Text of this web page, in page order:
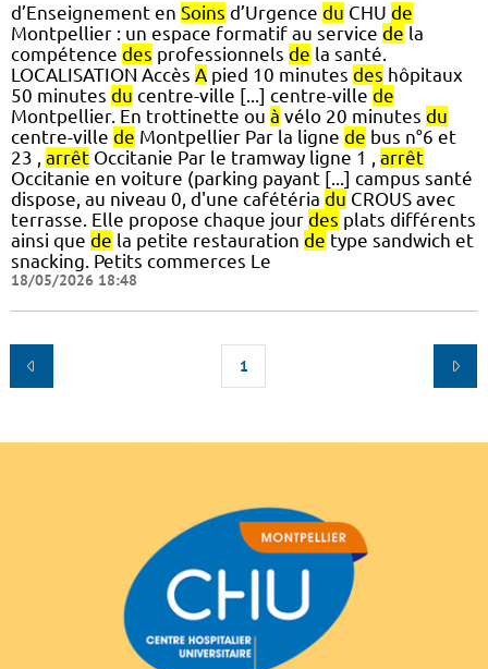
d’Enseignement en Soins d’Urgence du CHU de
Montpellier : un espace formatif au service de la
compétence des professionnels de la santé.
LOCALISATION Accès A pied 10 minutes des hôpitaux
50 minutes du centre-ville [...] centre-ville de
Montpellier. En trottinette ou à vélo 20 minutes du
centre-ville de Montpellier Par la ligne de bus n°6 et
23 , arrêt Occitanie Par le tramway ligne 1 , arrêt
Occitanie en voiture (parking payant [...] campus santé
dispose, au niveau 0, d'une cafétéria du CROUS avec
terrasse. Elle propose chaque jour des plats différents
ainsi que de la petite restauration de type sandwich et
snacking. Petits commerces Le
18/05/2026 18:48
1